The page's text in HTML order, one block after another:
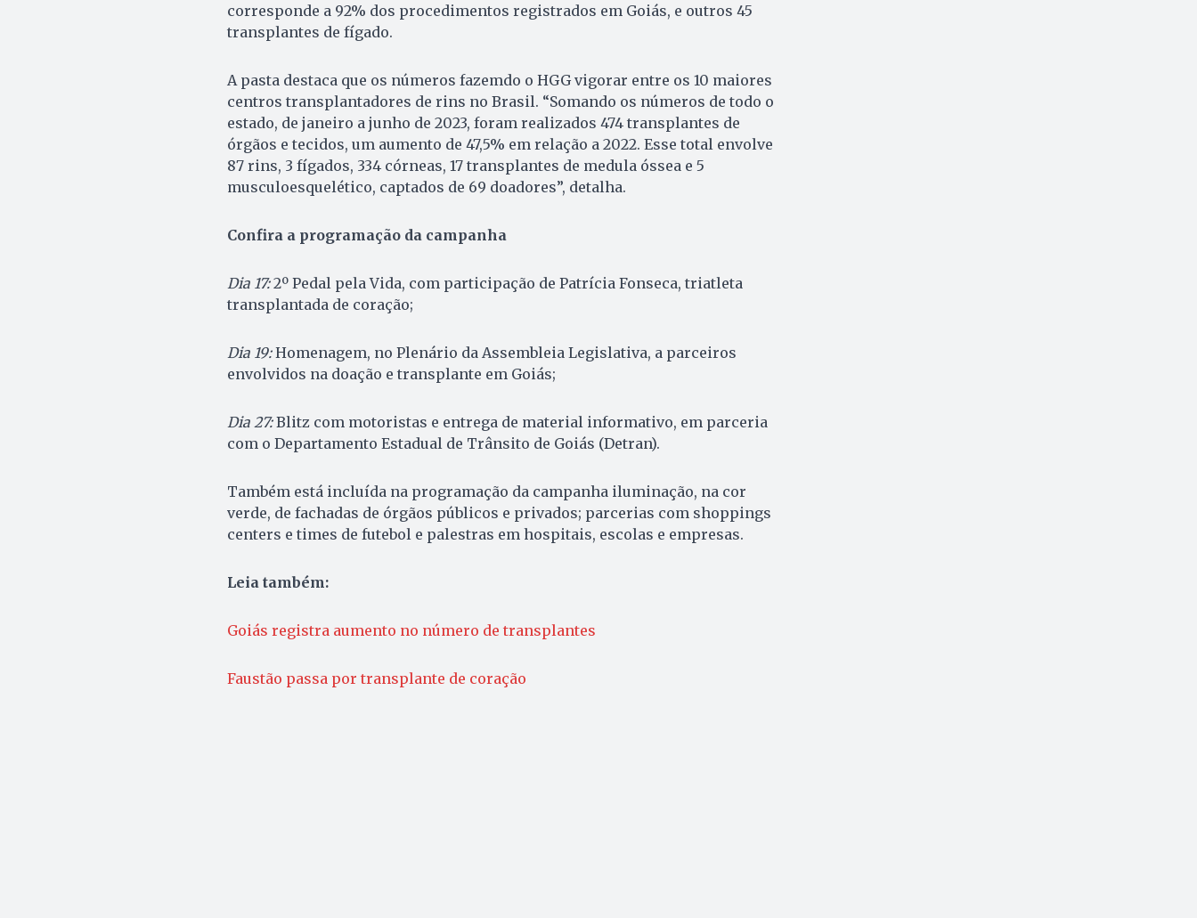
corresponde a 92% dos procedimentos registrados em Goiás, e outros 45
transplantes de fígado.
A pasta destaca que os números fazemdo o HGG vigorar entre os 10 maiores
centros transplantadores de rins no Brasil. “Somando os números de todo o
estado, de janeiro a junho de 2023, foram realizados 474 transplantes de
órgãos e tecidos, um aumento de 47,5% em relação a 2022. Esse total envolve
87 rins, 3 fígados, 334 córneas, 17 transplantes de medula óssea e 5
musculoesquelético, captados de 69 doadores”, detalha.
Confira a programação da campanha
Dia 17:2º Pedal pela Vida, com participação de Patrícia Fonseca, triatleta
transplantada de coração;
Dia 19:Homenagem, no Plenário da Assembleia Legislativa, a parceiros
envolvidos na doação e transplante em Goiás;
Dia 27:Blitz com motoristas e entrega de material informativo, em parceria
com o Departamento Estadual de Trânsito de Goiás (Detran).
Também está incluída na programação da campanha iluminação, na cor
verde, de fachadas de órgãos públicos e privados; parcerias com shoppings
centers e times de futebol e palestras em hospitais, escolas e empresas.
Leia também:
Goiás registra aumento no número de transplantes
Faustão passa por transplante de coração